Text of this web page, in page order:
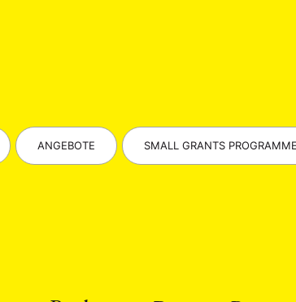
ANGEBOTE SMALL GRANTS PROGRAMME